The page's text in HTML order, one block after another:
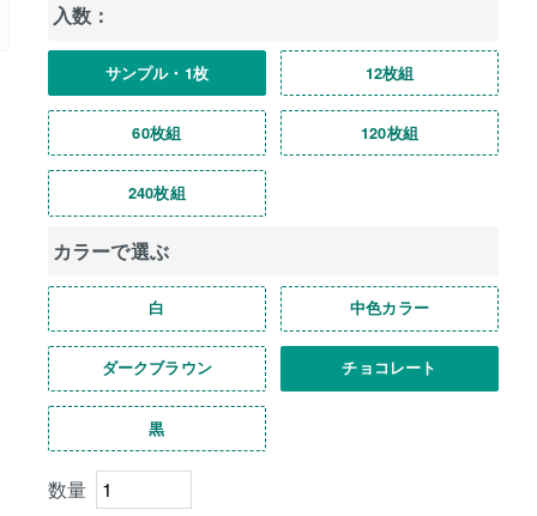
入数：
サンプル・1枚 12枚組
60枚組 120枚組
240枚組
カラーで選ぶ
白 中色カラー
ダークブラウン チョコレート
黒